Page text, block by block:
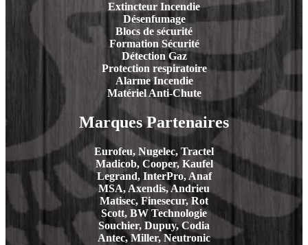
Extincteur Incendie
Désenfumage
Blocs de sécurité
Formation Sécurité
Détection Gaz
Protection respiratoire
Alarme Incendie
Matériel Anti-Chute
Marques Partenaires
Eurofeu, Nugelec, Tractel
Madicob, Cooper, Kaufel
Legrand, InterPro, Anaf
MSA, Axendis, Andrieu
Matisec, Finesecur, Rot
Scott, BW Technologie
Souchier, Dupuy, Codia
Antec, Miller, Neutronic